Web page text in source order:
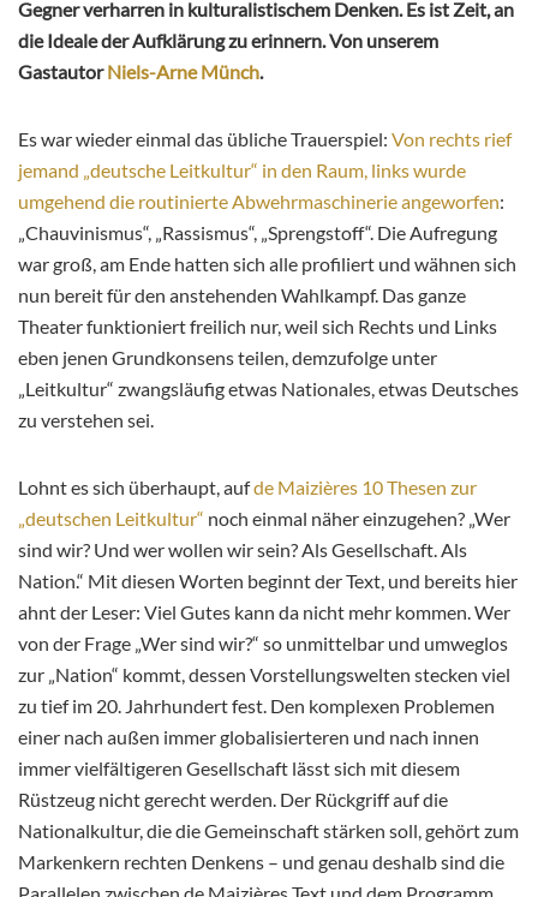
Gegner verharren in kulturalistischem Denken. Es ist Zeit, an
die Ideale der Aufklärung zu erinnern. Von unserem
GastautorNiels-Arne Münch.
Es war wieder einmal das übliche Trauerspiel: Von rechts rief
jemand „deutsche Leitkultur“ in den Raum, links wurde
umgehend die routinierte Abwehrmaschinerie angeworfen:
„Chauvinismus“, „Rassismus“, „Sprengstoff“. Die Aufregung
war groß, am Ende hatten sich alle profiliert und wähnen sich
nun bereit für den anstehenden Wahlkampf. Das ganze
Theater funktioniert freilich nur, weil sich Rechts und Links
eben jenen Grundkonsens teilen, demzufolge unter
„Leitkultur“ zwangsläufig etwas Nationales, etwas Deutsches
zu verstehen sei.
Lohnt es sich überhaupt, aufde Maizières 10 Thesen zur
„deutschen Leitkultur“ noch einmal näher einzugehen? „Wer
sind wir? Und wer wollen wir sein? Als Gesellschaft. Als
Nation.“ Mit diesen Worten beginnt der Text, und bereits hier
ahnt der Leser: Viel Gutes kann da nicht mehr kommen. Wer
von der Frage „Wer sind wir?“ so unmittelbar und umweglos
zur „Nation“ kommt, dessen Vorstellungswelten stecken viel
zu tief im 20. Jahrhundert fest. Den komplexen Problemen
einer nach außen immer globalisierteren und nach innen
immer vielfältigeren Gesellschaft lässt sich mit diesem
Rüstzeug nicht gerecht werden. Der Rückgriff auf die
Nationalkultur, die die Gemeinschaft stärken soll, gehört zum
Markenkern rechten Denkens – und genau deshalb sind die